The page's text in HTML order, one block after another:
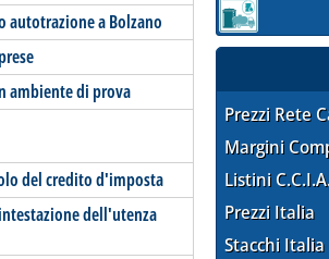
autotrazione a Bolzano
ambiente di prova
del credito d'imposta
dell'utenza
Sezione:
Prezzi Rete
Margini
Listini
Prezzi Italia
Stacchi Italia